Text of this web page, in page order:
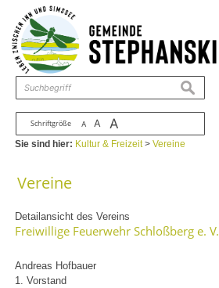
Zum Inhalt ,zur Navigation
Schriftgröße A A A
suchen
Sie sind hier: Kultur & Freizeit>Vereine
Vereine
Detailansicht des Vereins
Freiwillige Feuerwehr Schloßberg e. V.
Andreas Hofbauer
1. Vorstand